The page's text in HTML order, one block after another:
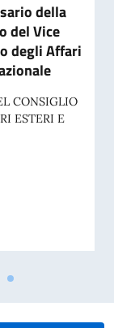
della
del Vice
degli Affari
CONSIGLIO
ESTERI E
della tragedia di